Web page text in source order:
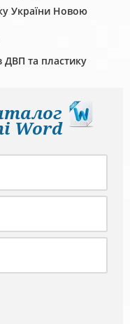
України Новою
ДВП та пластику
Word